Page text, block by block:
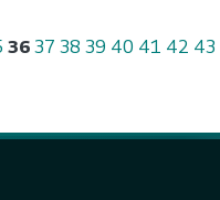
36 37 38 39 40 41 42 43